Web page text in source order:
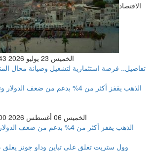
الاقتصاد
الخميس 23 يوليو 2026 10:43 صباحاً
تفاصيل.. فرصة استثمارية لتشغيل وصيانة محال
الخميس 06 أغسطس 2026 12:00 صباحاً
الذهب يقفز أكثر من 4% بدعم من ضعف